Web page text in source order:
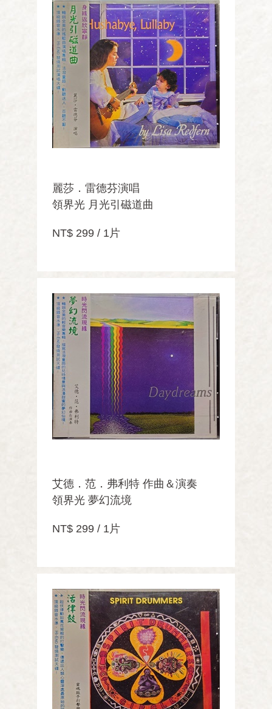
麗莎．雷德芬演唱
領界光 月光引磁道曲
NT$ 299 / 1片
艾德．范．弗利特 作曲＆演奏
領界光 夢幻流境
NT$ 299 / 1片